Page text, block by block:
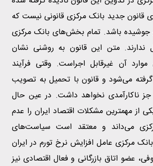
قانون جدید بانک مرکزی قانونی نیست که
جوشیده باشد. تمام بخش‌های بانک مرکزی
ندارند. متن این قانون به روشنی نشان
آن غیرقابل اجراست. وقتی فرآیند
گرفته می‌شود و قانون با تحمیل به تصویب
ناکارآمدی نخواهد داشت. در عین حال
از مهمترین مشکلات اقتصاد ایران را عدم
می‌داند و معتقد است سیاست‌های
مرکزی عامل افزایش نرخ تورم در ایران
عضو اتاق بازرگانی و فعال اقتصادی نیز